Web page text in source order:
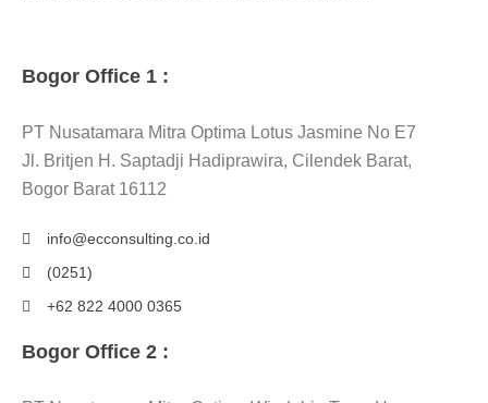
Bogor Office 1 :
PT Nusatamara Mitra Optima Lotus Jasmine No E7
Jl. Britjen H. Saptadji Hadiprawira, Cilendek Barat,
Bogor Barat 16112
info@ecconsulting.co.id
(0251)
+62 822 4000 0365
Bogor Office 2 :